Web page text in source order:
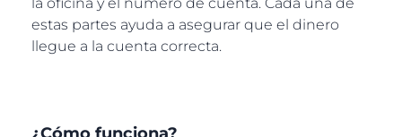
estas partes ayuda a asegurar que el dinero
llegue a la cuenta correcta.